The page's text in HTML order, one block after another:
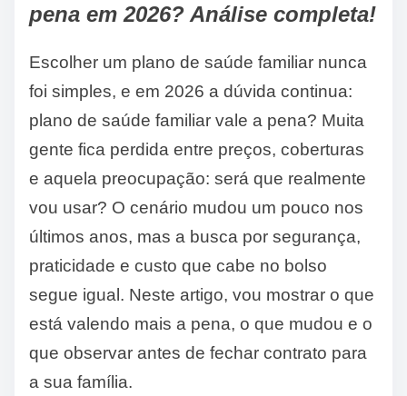
pena em 2026? Análise completa!
Escolher um plano de saúde familiar nunca
foi simples, e em 2026 a dúvida continua:
plano de saúde familiar vale a pena? Muita
gente fica perdida entre preços, coberturas
e aquela preocupação: será que realmente
vou usar? O cenário mudou um pouco nos
últimos anos, mas a busca por segurança,
praticidade e custo que cabe no bolso
segue igual. Neste artigo, vou mostrar o que
está valendo mais a pena, o que mudou e o
que observar antes de fechar contrato para
a sua família.